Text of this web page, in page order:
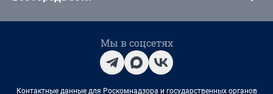
Мы в соцсетях
Контактные данные для Роскомнадзора и государственных органов